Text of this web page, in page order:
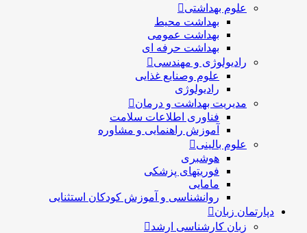
علوم بهداشتی
بهداشت محیط
بهداشت عمومی
بهداشت حرفه ای
رادیولوژی و مهندسی
علوم وصنایع غذایی
رادیولوژی
مدیریت بهداشت و درمان
فناوری اطلاعات سلامت
آموزش راهنمایی و مشاوره
علوم بالینی
هوشبری
فوریتهای پزشکی
مامایی
روانشناسی و آموزش کودکان استثنایی
دپارتمان زبان
زبان کارشناسی ارشد